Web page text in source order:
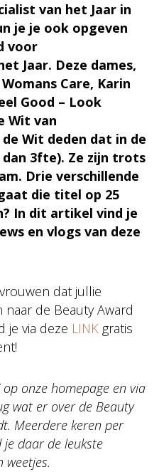
van het Jaar in
je je ook opgeven
voor
Jaar. Deze dames,
Care, Karin
Good – Look
Wit van
Wit deden dat in de
3fte). Ze zijn trots
Drie verschillende
die titel op 25
In dit artikel vind je
en vlogs van deze
dat jullie
de Beauty Award
je via deze LINK gratis
op onze homepage en via
wat er over de Beauty
Meerdere keren per
daar de leukste
weetjes.